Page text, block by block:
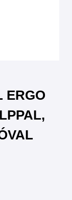
ERGO